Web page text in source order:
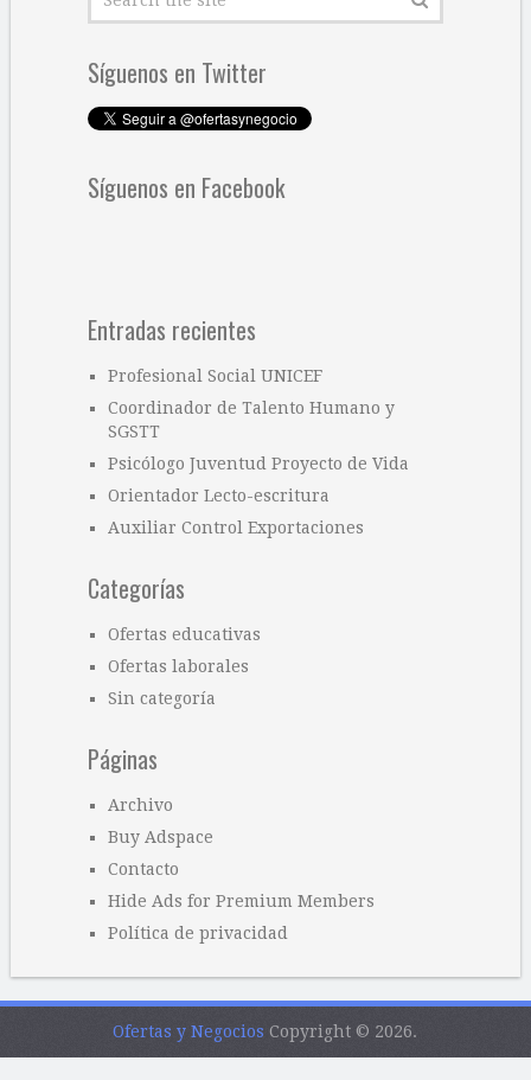
Síguenos en Twitter
Síguenos en Facebook
Entradas recientes
Profesional Social UNICEF
Coordinador de Talento Humano y
SGSTT
Psicólogo Juventud Proyecto de Vida
Orientador Lecto-escritura
Auxiliar Control Exportaciones
Categorías
Ofertas educativas
Ofertas laborales
Sin categoría
Páginas
Archivo
Buy Adspace
Contacto
Hide Ads for Premium Members
Política de privacidad
Ofertas y Negocios Copyright © 2026.